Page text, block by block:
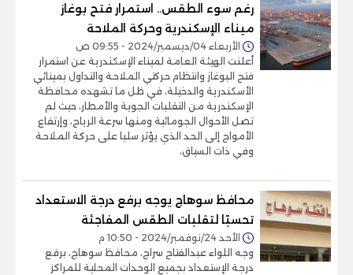
رغم سوء الطقس.. استمرار فتح بوغاز
ميناء الإسكندرية وحركة الملاحة
الأربعاء 04/ديسمبر/2024 - 09:55 ص
أعلنت الهيئة العامة لميناء الإسكندرية عن استمرار
فتح البوغاز وانتظام حركتي الملاحة والتداول بمينائي
الأسكندرية والدخيلة، في ظل ما تشهده محافظة
الإسكندرية من التقلبات الجوية والأمطار، حيث لم
تصل الأحوال الجومائية ومنها سرعة الرياح، وإرتفاع
الأمواج إلى الحد الذي يؤثر سلبا على حركة الملاحة
وفي ذات السياق،
محافظ سوهاج يوجه برفع درجة الاستعداد
تحسبًا لتقلبات الطقس المفاجئة
الأحد 24/نوفمبر/2024 - 10:50 م
وجه اللواء عبدالفتاح سراج، محافظ سوهاج، برفع
درجة الإستعداد بجميع الوحدات المحلية للمراكز